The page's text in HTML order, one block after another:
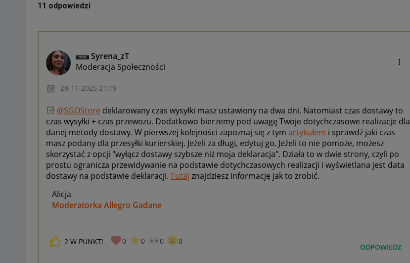
11 odpowiedzi
Syrena_zT
Moderacja Społeczności
‎28-11-2025 21:19
@SGOStore deklarowany czas wysyłki masz ustawiony na dwa dni. Natomiast czas dostawy to
czas wysyłki + czas przewozu. Dodatkowo bierzemy pod uwagę Twoje dotychczasowe realizacje dla
danej metody dostawy. W pierwszej kolejności zapoznaj się z tym artykułem i sprawdź jaki czas
masz podany dla przesyłki kurierskiej. Jeżeli za długi, edytuj go. Jeżeli to nie pomoże, możesz
skorzystać z opcji "wyłącz dostawy szybsze niż moja deklaracja". Działa to w dwie strony, czyli po
prostu ogranicza przewidywanie na podstawie dotychczasowych realizacji i wyświetlana jest data
dostawy na podstawie deklaracji. Tutaj znajdziesz informację jak to zrobić.
Alicja
Moderatorka Allegro Gadane
2 W PUNKT! 0 0 0 0
ODPOWIEDZ